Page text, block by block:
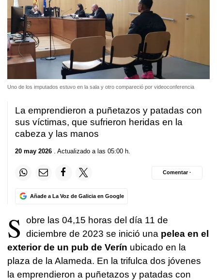
Uno de los imputados estuvo en la sala y otro compareció por videoconferencia
La emprendieron a puñetazos y patadas con
sus víctimas, que sufrieron heridas en la
cabeza y las manos
20 may 2026 . Actualizado a las 05:00 h.
Añade a La Voz de Galicia en Google
Comentar ·
S
obre las 04,15 horas del día 11 de
diciembre de 2023 se inició una pelea en el
exterior de un pub de Verín ubicado en la
plaza de la Alameda. En la trifulca dos jóvenes
la emprendieron a puñetazos y patadas con